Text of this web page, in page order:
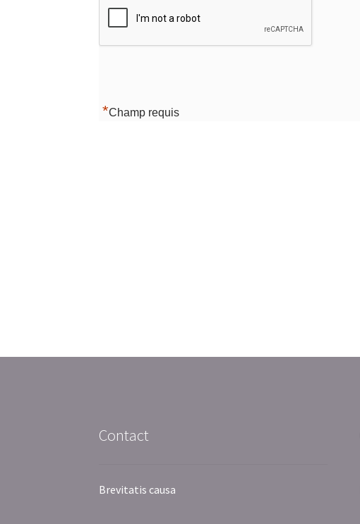
*Champ requis
Contact
Brevitatis causa